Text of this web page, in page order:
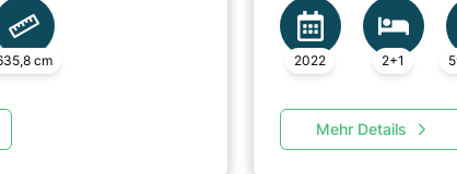
cm 2022 2+1
Mehr Details